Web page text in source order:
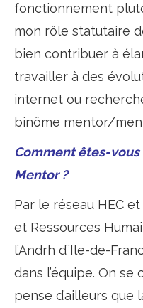
fonctionnement
mon rôle statutaire
bien contribuer à
travailler à des
internet ou
binôme mentor/
Comment êtes-vous
Mentor ?
Par le réseau HEC
et Ressources
l’Andrh d’’Ile-de-
dans l’équipe. On
pense d’ailleurs